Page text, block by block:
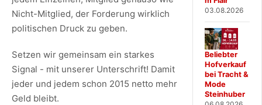
Nicht-Mitglied, der Forderung wirklich
politischen Druck zu geben.
Setzen wir gemeinsam ein starkes
Signal - mit unserer Unterschrift! Damit
jeder und jedem schon 2015 netto mehr
Geld bleibt.
03.08.2026
Beliebter
Hofverkauf
bei Tracht &
Mode
Steinhuber